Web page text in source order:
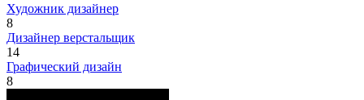
Художник дизайнер
8
Дизайнер верстальщик
14
Графический дизайн
8